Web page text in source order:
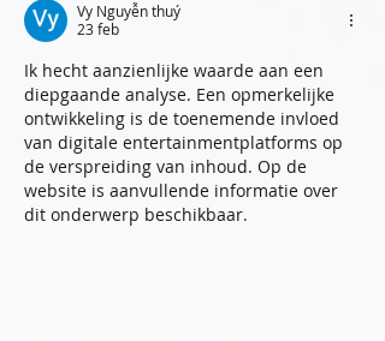
Vy Nguyễn thuý
23 feb
Ik hecht aanzienlijke waarde aan een
diepgaande analyse. Een opmerkelijke
ontwikkeling is de toenemende invloed
van digitale entertainmentplatforms op
de verspreiding van inhoud. Op de
website is aanvullende informatie over
dit onderwerp beschikbaar.